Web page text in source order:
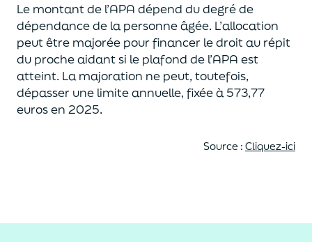
Le montant de l’APA dépend du degré de
dépendance de la personne âgée. L’allocation
peut être majorée pour financer le droit au répit
du proche aidant si le plafond de l’APA est
atteint. La majoration ne peut, toutefois,
dépasser une limiteannuelle, fixée à573,77
eurosen 2025.
Source : Cliquez-ici